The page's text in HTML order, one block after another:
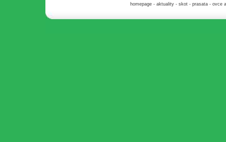
homepage- aktuality- skot- prasata- ovce